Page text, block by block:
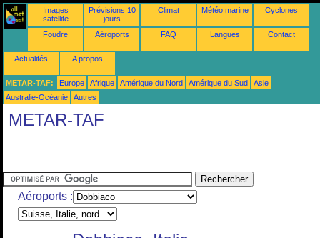
Images
satellite
Prévisions 10
jours
Climat Météo marine Cyclones
Foudre Aéroports FAQ Langues Contact
Actualités A propos
METAR-TAF: Europe Afrique Amérique du Nord Amérique du Sud
Asie
Australie-Océanie
Autres
METAR-TAF
Aéroports :